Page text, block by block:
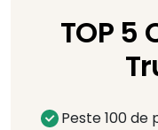
TOP
Peste 100